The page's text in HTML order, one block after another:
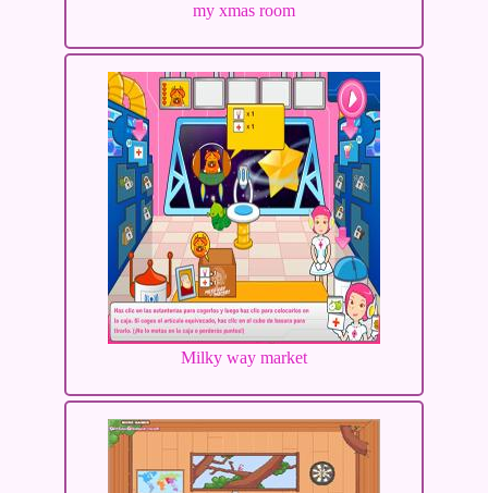
my xmas room
Milky way market